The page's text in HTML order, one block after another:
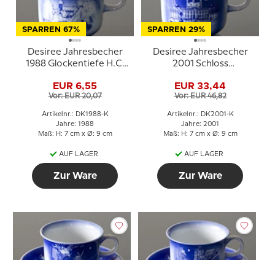
SPARREN 67%
Desiree Jahresbecher
1988 Glockentiefe H.C.
EUR 6,55
Vor: EUR 20,07
Artikelnr.: DK1988-K
Jahre: 1988
Maß: H: 7 cm x Ø: 9 cm
AUF LAGER
Zur Ware
SPARREN 29%
Desiree Jahresbecher
2001 Schloss
Andersen Becher
EUR 33,44
Vor: EUR 46,82
Artikelnr.: DK2001-K
Jahre: 2001
Maß: H: 7 cm x Ø: 9 cm
AUF LAGER
Zur Ware